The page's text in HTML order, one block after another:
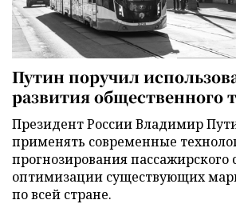
Путин поручил
развития общественного
Президент России Владимир
применять современные
прогнозирования пассажирского
оптимизации существующих
по всей стране.